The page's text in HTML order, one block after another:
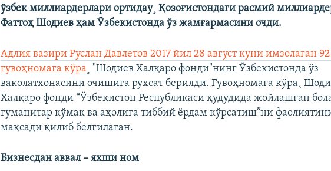
ўзбек миллиардерлари ортидаy¸ Қозоғистондаги расмий
Фаттоҳ Шодиев ҳам Ўзбекистонда ўз жамғармасини очди.
Адлия вазири Руслан Давлетов 2017 йил 28 август куни имзолаган
гувоҳномага кўра¸ "Шодиев Халқаро фонди"нинг Ўзбекистонда ўз
ваколатхонасини очишига рухсат берилди. Гувоҳномага кўра¸
Халқаро фонди “Ўзбекистон Республикаси ҳудудида жойлашган
гуманитар кўмак ва аҳолига тиббий ëрдам кўрсатиш”ни
мақсади қилиб белгилаган.
Бизнесдан аввал – яхши ном